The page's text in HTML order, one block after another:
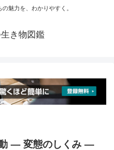
魅力を、わかりやすく。
き物図鑑
― 変態のしくみ ―